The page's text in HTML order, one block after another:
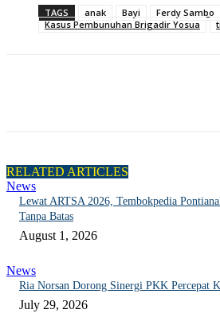
TAGS anak Bayi Ferdy Sambo
Kasus Pembunuhan Brigadir Yosua
RELATED ARTICLES
News
Lewat ARTSA 2026, Tembokpedia
Tanpa Batas
August 1, 2026
News
Ria Norsan Dorong Sinergi PKK Percepat
July 29, 2026